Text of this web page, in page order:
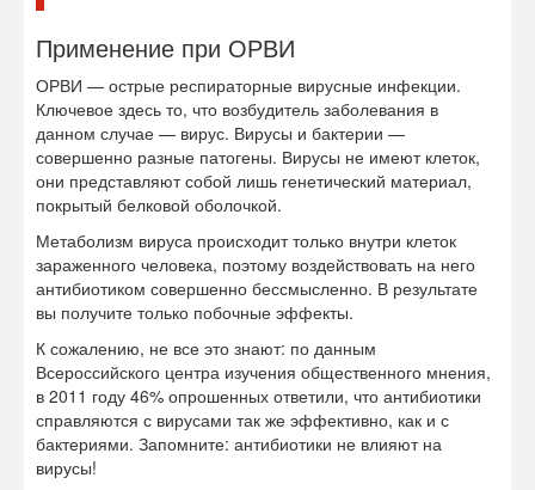
Применение при ОРВИ
ОРВИ — острые респираторные вирусные инфекции.
Ключевое здесь то, что возбудитель заболевания в
данном случае — вирус. Вирусы и бактерии —
совершенно разные патогены. Вирусы не имеют клеток,
они представляют собой лишь генетический материал,
покрытый белковой оболочкой.
Метаболизм вируса происходит только внутри клеток
зараженного человека, поэтому воздействовать на него
антибиотиком совершенно бессмысленно. В результате
вы получите только побочные эффекты.
К сожалению, не все это знают: по данным
Всероссийского центра изучения общественного мнения,
в 2011 году 46% опрошенных ответили, что антибиотики
справляются с вирусами так же эффективно, как и с
бактериями. Запомните: антибиотики не влияют на
вирусы!